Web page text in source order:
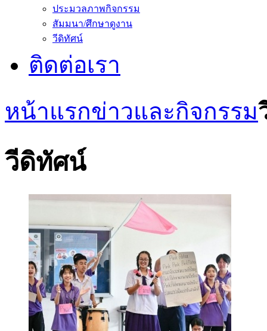
ประมวลภาพกิจกรรม
สัมมนา/ศึกษาดูงาน
วีดิทัศน์
ติดต่อเรา
หน้าแรกข่าวและกิจกรรม
วีดิทัศน์